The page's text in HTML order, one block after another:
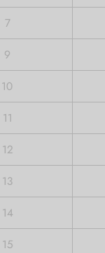
7
9
10
11
12
13
14
15